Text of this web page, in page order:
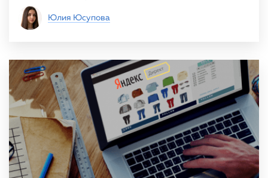
Юлия Юсупова